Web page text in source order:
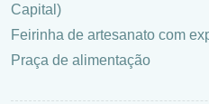
Capital)
Feirinha de artesanato com
Praça de alimentação